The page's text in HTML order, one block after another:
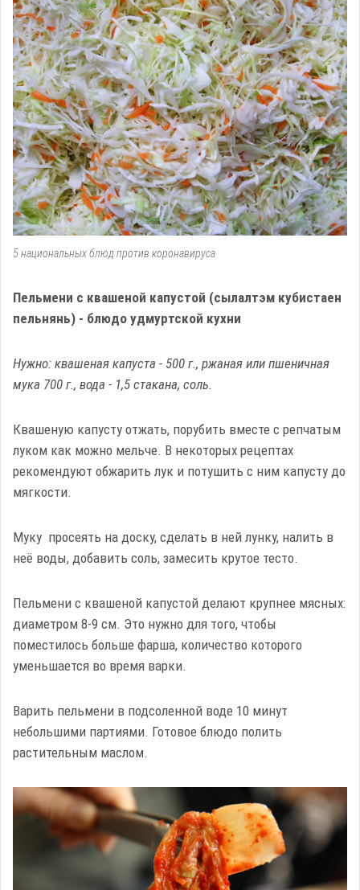
5 национальных блюд против коронавируса
Пельмени с квашеной капустой (сылалтэм кубистаен
пельнянь) - блюдо удмуртской кухни
Нужно: квашеная капуста - 500 г., ржаная или пшеничная
мука 700 г., вода - 1,5 стакана, соль.
Квашеную капусту отжать, порубить вместе с репчатым
луком как можно мельче. В некоторых рецептах
рекомендуют обжарить лук и потушить с ним капусту до
мягкости.
Муку просеять на доску, сделать в ней лунку, налить в
неё воды, добавить соль, замесить крутое тесто.
Пельмени с квашеной капустой делают крупнее мясных:
диаметром 8-9 см. Это нужно для того, чтобы
поместилось больше фарша, количество которого
уменьшается во время варки.
Варить пельмени в подсоленной воде 10 минут
небольшими партиями. Готовое блюдо полить
растительным маслом.